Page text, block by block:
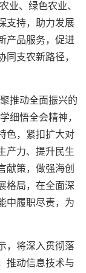
业、绿色农业、
支持，助力发展
产品服务，促进
同支农新路径，
推动全面振兴的
细悟全会精神，
色，紧扣扩大对
产力、提升民生
献策，做强海创
格局，在全面深
中履职尽责，为
，将深入贯彻落
推动信息技术与